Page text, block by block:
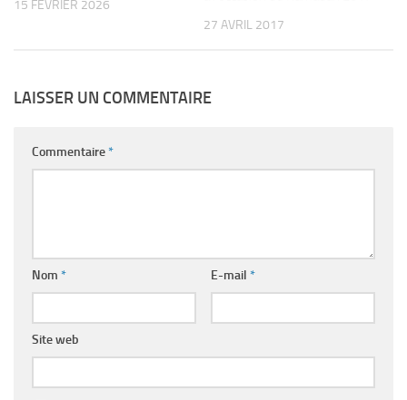
15 FÉVRIER 2026
27 AVRIL 2017
LAISSER UN COMMENTAIRE
Commentaire*
Nom * E-mail *
Site web